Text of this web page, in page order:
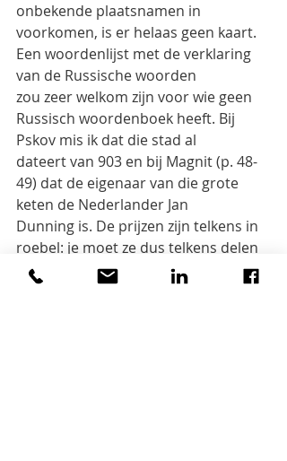
onbekende plaatsnamen in
voorkomen, is er helaas geen kaart.
Een woordenlijst met de verklaring
van de Russische woorden
zou zeer welkom zijn voor wie geen
Russisch woordenboek heeft. Bij
Pskov mis ik dat die stad al
dateert van 903 en bij Magnit (p. 48-
49) dat de eigenaar van die grote
keten de Nederlander Jan
Dunning is. De prijzen zijn telkens in
roebel: je moet ze dus telkens delen
door 83 (toen tenminste, nu
door 70) om de prijs in euro te